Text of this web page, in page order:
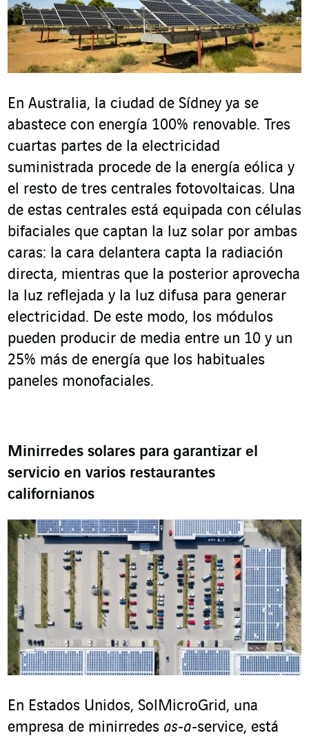
En Australia, la ciudad de Sídney ya se
abastece con energía 100% renovable. Tres
cuartas partes de la electricidad
suministrada procede de la energía eólica y
el resto de tres centrales fotovoltaicas. Una
de estas centrales está equipada con células
bifaciales que captan la luz solar por ambas
caras: la cara delantera capta la radiación
directa, mientras que la posterior aprovecha
la luz reflejada y la luz difusa para generar
electricidad. De este modo, los módulos
pueden producir de media entre un 10 y un
25% más de energía que los habituales
paneles monofaciales.
Minirredes solares para garantizar el
servicio en varios restaurantes
californianos
En Estados Unidos, SolMicroGrid, una
empresa de minirredes as-a-service, está